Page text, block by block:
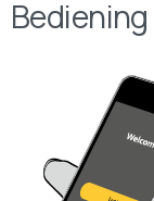
Bediening